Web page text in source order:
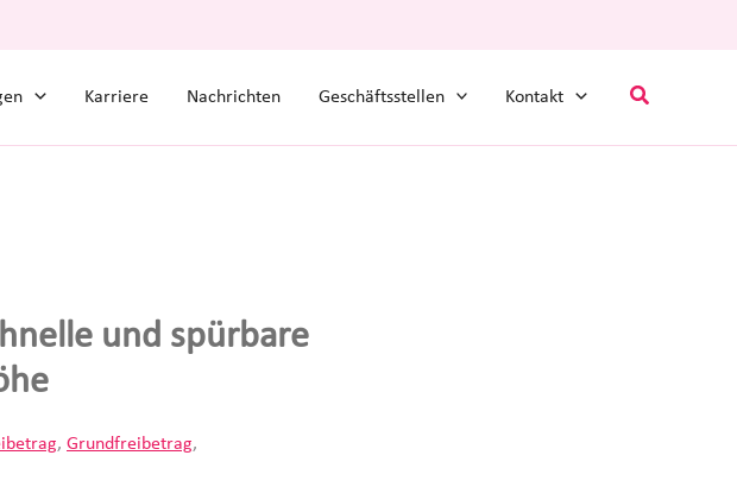
Karriere Nachrichten Geschäftsstellen Kontakt Suchen
und spürbare
, Grundfreibetrag,